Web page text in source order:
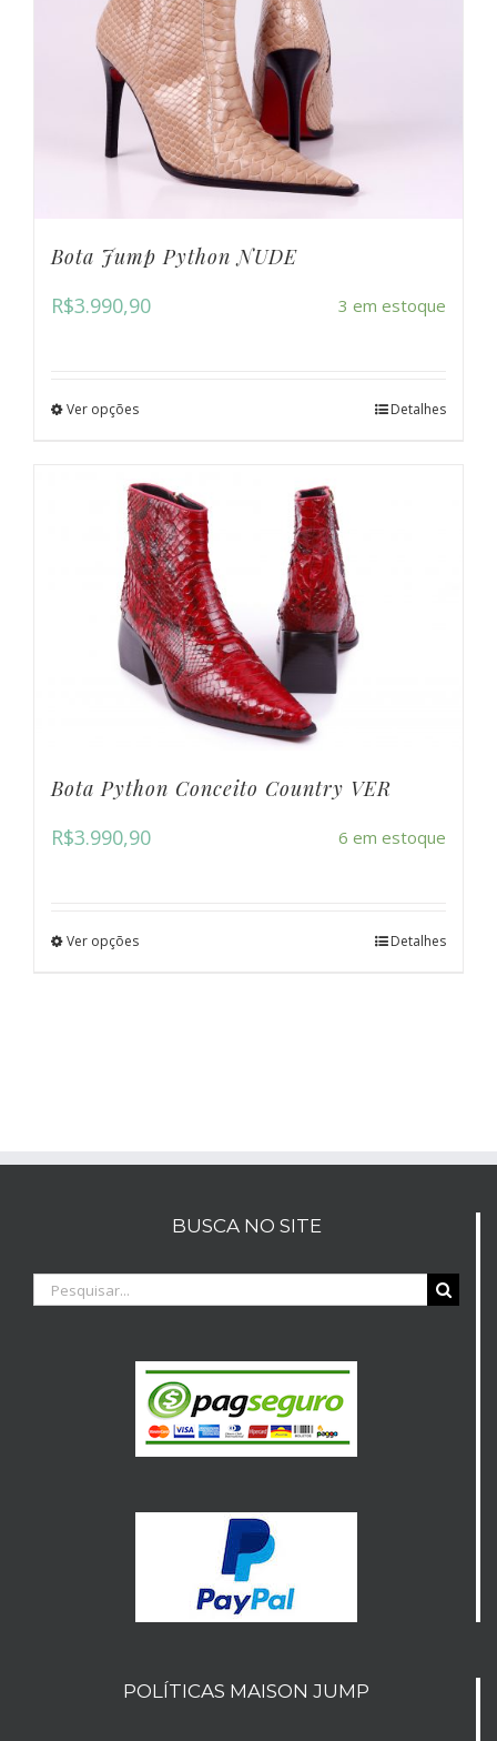
Bota Jump Python NUDE
R$3.990,90 3 em estoque
Ver opções Detalhes
Bota Python Conceito Country VER
R$3.990,90 6 em estoque
Ver opções Detalhes
BUSCA NO SITE
Buscar
POLÍTICAS MAISON JUMP